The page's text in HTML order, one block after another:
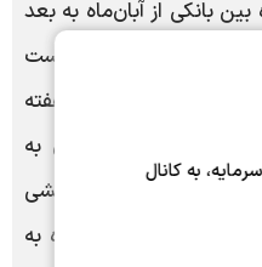
به کانال
بانکی از آبان‌ماه به بعد
این نرخ در هفته نخست
بهره بین بانکی در پایان هفته
منتهی به ۵ مهرماه سال ۱۴۰۲ با رکوردشکنی ۱۰ سال به
البته بعد از آن روند کاهشی
هفته نخست آبان‌ماه به